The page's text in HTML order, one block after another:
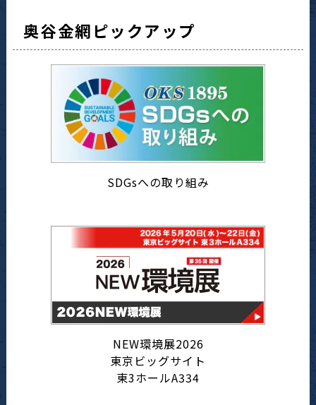
奥谷金網ピックアップ
SDGsへの取り組み
NEW環境展2026
東京ビッグサイト
東3ホールA334